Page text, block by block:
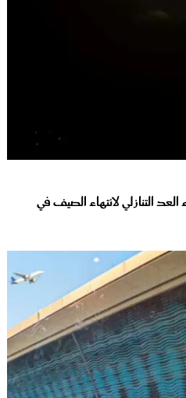
التنازلي لانتهاء الصيف في